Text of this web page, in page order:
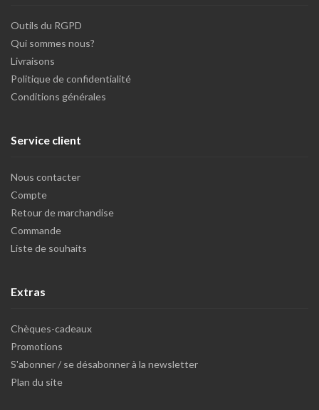
Outils du RGPD
Qui sommes nous?
Livraisons
Politique de confidentialité
Conditions générales
Service client
Nous contacter
Compte
Retour de marchandise
Commande
Liste de souhaits
Extras
Chèques-cadeaux
Promotions
S'abonner / se désabonner à la newsletter
Plan du site